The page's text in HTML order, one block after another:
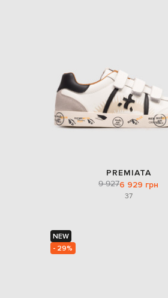
PREMIATA
9 9276 929 грн
37
NEW
- 29%